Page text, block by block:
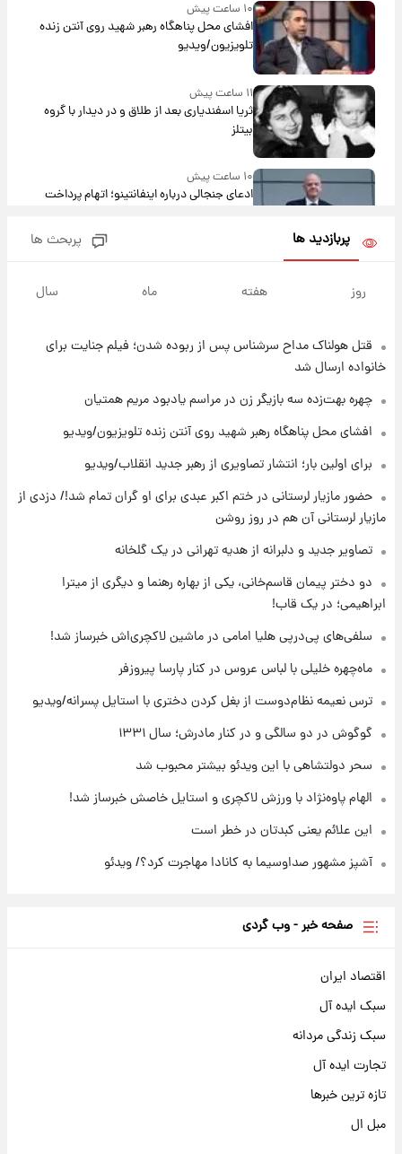
۱۰ ساعت پیش
افشای محل پناهگاه‌ رهبر شهید روی آنتن زنده
تلویزیون/ویدیو
۱۱ ساعت پیش
ثریا اسفندیاری بعد از طلاق و در دیدار با گروه
بیتلز
۱۰ ساعت پیش
ادعای جنجالی درباره اینفانتینو؛ اتهام پرداخت
آلزایمر و زوال عقل افزایش می‌یابد؟
۱۱ ساعت پیش
۱۱ ساعت پیش
مرداد ۱۴۰۵ +جدول
۱۲ ساعت پیش
با قدرتمندترین و بادوام ترین تانک جهان آشنا
شوید+ فیلم
+جدول
۱۳ ساعت پیش
قیمت محصولات ایران‌خودرو و سایپا امروز شنبه
پربازدید ها پربحث ها
روز هفته ماه سال
قتل هولناک مداح سرشناس پس از ربوده شدن؛ فیلم جنایت برای
خانواده ارسال شد
چهره بهت‌زده سه بازیگر زن در مراسم یادبود مریم همتیان
افشای محل پناهگاه‌ رهبر شهید روی آنتن زنده تلویزیون/ویدیو
برای اولین بار؛ انتشار تصاویری از رهبر جدید انقلاب/ویدیو
حضور مازیار لرستانی در ختم اکبر عبدی برای او گران تمام شد!/ دزدی از
مازیار لرستانی آن هم در روز روشن
تصاویر جدید و دلبرانه از هدیه تهرانی در یک گلخانه
دو دختر پیمان قاسم‌خانی، یکی از بهاره رهنما و دیگری از میترا
ابراهیمی؛ در یک قاب!
سلفی‌های پی‌درپی هلیا امامی در ماشین لاکچری‌اش خبرساز شد!
ماه‌چهره خلیلی با لباس عروس در کنار پارسا پیروزفر
ترس نعیمه نظام‌دوست از بغل کردن دختری با استایل پسرانه/ویدیو
گوگوش در دو سالگی و در کنار مادرش؛ سال ۱۳۳۱
سحر دولتشاهی با این ویدئو بیشتر محبوب شد
الهام پاوه‌نژاد با ورزش لاکچری و استایل خاصش خبرساز شد!
این علائم یعنی کبدتان در خطر است
آشپز مشهور صداوسیما به کانادا مهاجرت کرد؟/ ویدئو
صفحه خبر - وب گردی
اقتصاد ایران
سبک ایده آل
سبک زندگی مردانه
تجارت ایده آل
تازه ترین خبرها
مبل ال